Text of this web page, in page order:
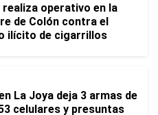
realiza operativo en la
de Colón contra el
ilícito de cigarrillos
La Joya deja 3 armas de
celulares y presuntas